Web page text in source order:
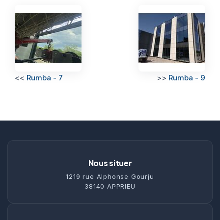
<< Rumba - 7 >> Rumba - 9
Nous situer
1219 rue Alphonse Gourju
38140 APPRIEU